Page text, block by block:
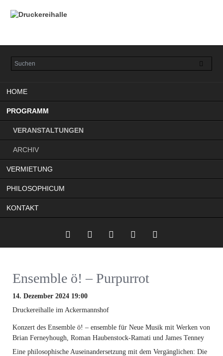
HOME
PROGRAMM
VERANSTALTUNGEN
ARCHIV
VERMIETUNG
PHILOSOPHICUM
KONTAKT
Feed
Ensemble ö! – Purpurrot
14. Dezember 2024 19:00
Druckereihalle im Ackermannshof
Konzert des Ensemble ö! – ensemble für Neue Musik mit Werken von
Brian Ferneyhough, Roman Haubenstock-Ramati und James Tenney
Eine philosophische Auseinandersetzung mit dem Vergänglichen: Die